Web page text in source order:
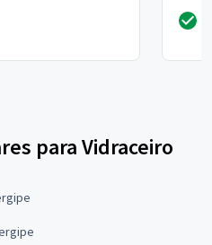
para Vidraceiro